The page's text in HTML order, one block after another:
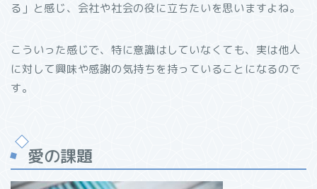
る」と感じ、会社や社会の役に立ちたいを思いますよね。
こういった感じで、特に意識はしていなくても、実は他人
に対して興味や感謝の気持ちを持っていることになるので
す。
愛の課題